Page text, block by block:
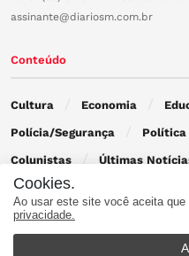
assinante@diariosm.com.br
Conteúdo
Cultura Economia
Polícia/Segurança Política
Colunistas Últimas
Contato
Cookies.
Ao usar este site você aceita
privacidade.